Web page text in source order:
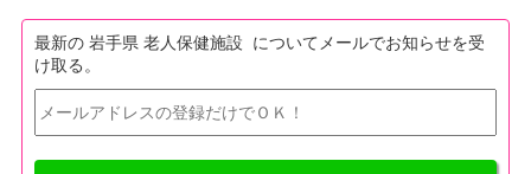
最新の 岩手県 老人保健施設 についてメールでお知らせを受
け取る。